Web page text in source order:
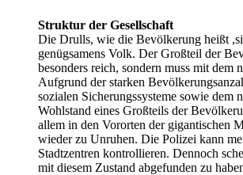
Struktur der Gesellschaft
Die Drulls, wie die Bevölkerung heißt
genügsamens Volk. Der Großteil der
besonders reich, sondern muss mit dem
Aufgrund der starken
sozialen Sicherungssysteme sowie dem
Wohlstand eines Großteils der
allem in den Vororten der gigantischen
wieder zu Unruhen. Die Polizei kann
Stadtzentren kontrollieren. Dennoch
mit diesem Zustand abgefunden zu